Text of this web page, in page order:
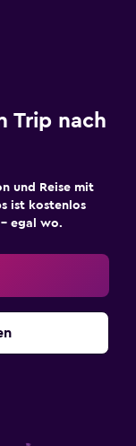
Trip nach
und Reise mit
ist kostenlos
egal wo.